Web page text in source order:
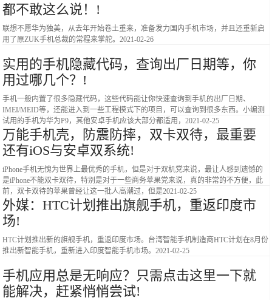
都不敢这么说！!
联想不愿华为独美，从去年开始卷土重来，准备发力国内手机市场，并且还重新启
用了原ZUK手机总裁的常程来掌舵。2021-02-26
实用的手机隐藏代码，查询出厂日期等，你
用过哪几个？!
手机一般内置了很多隐藏代码，这些代码能让你快速查询到手机的出厂日期、
IMEI/MEID等，还能进入到一些工程模式下的项目，可以查询到很多东西。小编测
试用的手机为华为P9，其他安卓手机应该大部分都适用，2021-02-25
万能手机壳，防震防摔，双卡双待，最重要
还有iOS与安卓双系统!
iPhone手机无愧为世界上最优秀的手机，但是对于双机党来说，最让人感到遗憾的
是iPhone不能双卡双待，特别是对于一些商务苹果党来说，真的非常的不方便，此
前，双卡双待的苹果曾经让这一批人高潮过，但是2021-02-25
外媒：HTC计划推出旗舰手机，重返印度市
场!
HTC计划推出新的旗舰手机，重返印度市场。台湾智能手机制造商HTC计划在8月份
推出新智能手机，重新进入印度智能手机市场。2021-02-25
手机应用总是无响应？只需点击这里一下就
能解决，赶紧悄悄尝试!